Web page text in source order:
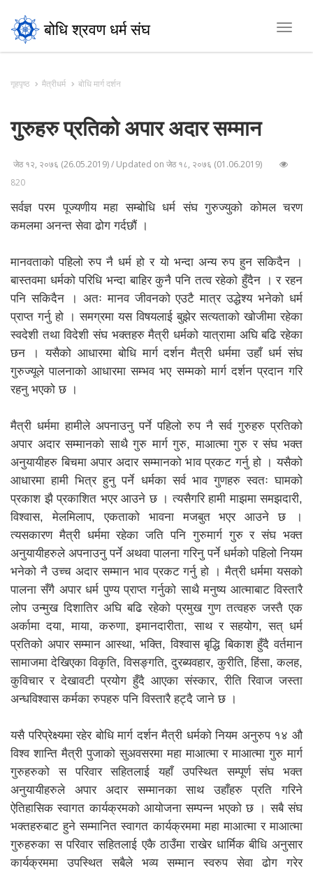
बोधि श्रवण धर्म संघ
गृहपृष्ठ मैत्रीधर्म बोधि मार्ग दर्शन
गुरुहरु प्रतिको अपार अदार सम्मान
जेठ १२, २०७६ (26.05.2019) / Updated on जेठ १८, २०७६ (01.06.2019)
820
सर्वज्ञ परम पूज्यणीय महा सम्बोधि धर्म संघ गुरुज्युको कोमल चरण
कमलमा अनन्त सेवा ढोग गर्दछौं ।
मानवताको पहिलो रुप नै धर्म हो र यो भन्दा अन्य रुप हुन सकिदैन ।
बास्तवमा धर्मको परिधि भन्दा बाहिर कुनै पनि तत्व रहेको हुँदैन । र रहन
पनि सकिदैन । अतः मानव जीवनको एउटै मात्र उद्धेश्य भनेको धर्म
प्राप्त गर्नु हो । समग्रमा यस विषयलाई बुझेर सत्यताको खोजीमा रहेका
स्वदेशी तथा विदेशी संघ भक्तहरु मैत्री धर्मको यात्रामा अघि बढि रहेका
छन । यसैको आधारमा बोधि मार्ग दर्शन मैत्री धर्ममा उहाँ धर्म संघ
गुरुज्यूले पालनाको आधारमा सम्भव भए सम्मको मार्ग दर्शन प्रदान गरि
रहनु भएको छ ।
मैत्री धर्ममा हामीले अपनाउनु पर्ने पहिलो रुप नै सर्व गुरुहरु प्रतिको
अपार अदार सम्मानको साथै गुरु मार्ग गुरु, माआत्मा गुरु र संघ भक्त
अनुयायीहरु बिचमा अपार अदार सम्मानको भाव प्रकट गर्नु हो । यसैको
आधारमा हामी भित्र हुनु पर्ने धर्मका सर्व भाव गुणहरु स्वतः घामको
प्रकाश झै प्रकाशित भएर आउने छ । त्यसैगरि हामी माझमा समझदारी,
विश्वास, मेलमिलाप, एकताको भावना मजबुत भएर आउने छ ।
त्यसकारण मैत्री धर्ममा रहेका जति पनि गुरुमार्ग गुरु र संघ भक्त
अनुयायीहरुले अपनाउनु पर्ने अथवा पालना गरिनु पर्ने धर्मको पहिलो नियम
भनेको नै उच्च अदार सम्मान भाव प्रकट गर्नु हो । मैत्री धर्ममा यसको
पालना सँगै अपार धर्म पुण्य प्राप्त गर्नुको साथै मनुष्य आत्माबाट विस्तारै
लोप उन्मुख दिशातिर अघि बढि रहेको प्रमुख गुण तत्वहरु जस्तै एक
अर्कामा दया, माया, करुणा, इमानदारीता, साथ र सहयोग, सत् धर्म
प्रतिको अपार सम्मान आस्था, भक्ति, विश्वास बृद्धि बिकाश हुँदै वर्तमान
सामाजमा देखिएका विकृति, विसङ्गति, दुरब्यवहार, कुरीति, हिंसा, कलह,
कुविचार र देखावटी प्रयोग हुँदै आएका संस्कार, रीति रिवाज जस्ता
अन्धविश्वास कर्मका रुपहरु पनि विस्तारै हट्दै जाने छ ।
यसै परिप्रेक्ष्यमा रहेर बोधि मार्ग दर्शन मैत्री धर्मको नियम अनुरुप १४ औ
विश्व शान्ति मैत्री पुजाको सुअवसरमा महा माआत्मा र माआत्मा गुरु मार्ग
गुरुहरुको स परिवार सहितलाई यहाँ उपस्थित सम्पूर्ण संघ भक्त
अनुयायीहरुले अपार अदार सम्मानका साथ उहाँहरु प्रति गरिने
ऐतिहासिक स्वागत कार्यक्रमको आयोजना सम्पन्न भएको छ । सबै संघ
भक्तहरुबाट हुने सम्मानित स्वागत कार्यक्रममा महा माआत्मा र माआत्मा
गुरुहरुका स परिवार सहितलाई एकै ठाउँमा राखेर धार्मिक बीधि अनुसार
कार्यक्रममा उपस्थित सबैले भव्य सम्मान स्वरुप सेवा ढोग गरेर